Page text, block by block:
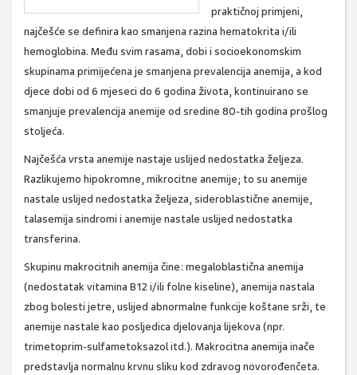
praktičnoj primjeni,
najčešće se definira kao smanjena razina hematokrita i/ili
hemoglobina. Među svim rasama, dobi i socioekonomskim
skupinama primijećena je smanjena prevalencija anemija, a kod
djece dobi od 6 mjeseci do 6 godina života, kontinuirano se
smanjuje prevalencija anemije od sredine 80-tih godina prošlog
stoljeća.
Najčešća vrsta anemije nastaje uslijed nedostatka željeza.
Razlikujemo hipokromne, mikrocitne anemije; to su anemije
nastale uslijed nedostatka željeza, sideroblastične anemije,
talasemija sindromi i anemije nastale uslijed nedostatka
transferina.
Skupinu makrocitnih anemija čine: megaloblastična anemija
(nedostatak vitamina B12 i/ili folne kiseline), anemija nastala
zbog bolesti jetre, uslijed abnormalne funkcije koštane srži, te
anemije nastale kao posljedica djelovanja lijekova (npr.
trimetoprim-sulfametoksazol itd.). Makrocitna anemija inače
predstavlja normalnu krvnu sliku kod zdravog novorođenčeta.